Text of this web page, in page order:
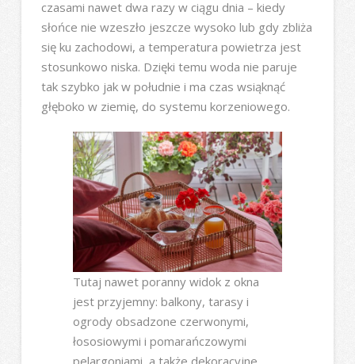
czasami nawet dwa razy w ciągu dnia – kiedy
słońce nie wzeszło jeszcze wysoko lub gdy zbliża
się ku zachodowi, a temperatura powietrza jest
stosunkowo niska. Dzięki temu woda nie paruje
tak szybko jak w południe i ma czas wsiąknąć
głęboko w ziemię, do systemu korzeniowego.
Tutaj nawet poranny widok z okna
jest przyjemny: balkony, tarasy i
ogrody obsadzone czerwonymi,
łososiowymi i pomarańczowymi
pelargoniami, a także dekoracyjne